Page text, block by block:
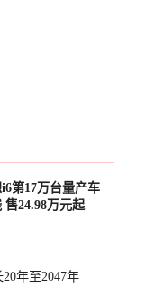
第17万台量产车
售24.98万元起
年至2047年